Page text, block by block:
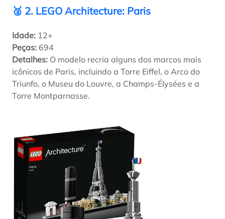
🥈 2. LEGO Architecture: Paris
Idade: 12+
Peças: 694
Detalhes: O modelo recria alguns dos marcos mais
icônicos de Paris, incluindo a Torre Eiffel, o Arco do
Triunfo, o Museu do Louvre, a Champs-Élysées e a
Torre Montparnasse.